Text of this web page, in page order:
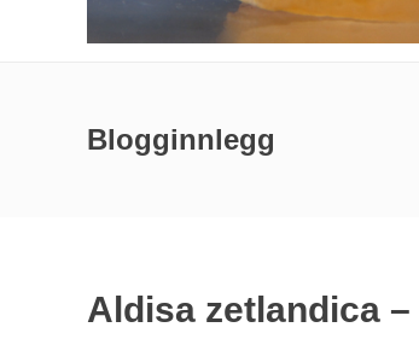
Blogginnlegg
Aldisa zetlandica